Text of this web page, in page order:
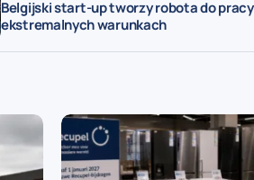
Belgijski start-up tworzy robota do
ekstremalnych warunkach